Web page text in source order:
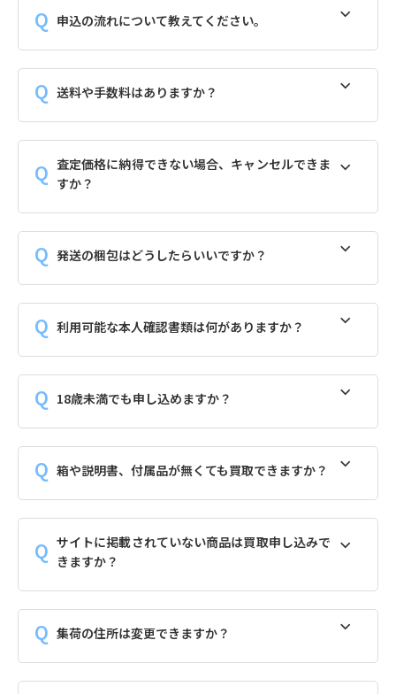
申込の流れについて教えてください。
送料や手数料はありますか？
査定価格に納得できない場合、キャンセルできま
すか？
発送の梱包はどうしたらいいですか？
利用可能な本人確認書類は何がありますか？
18歳未満でも申し込めますか？
箱や説明書、付属品が無くても買取できますか？
サイトに掲載されていない商品は買取申し込みで
きますか？
集荷の住所は変更できますか？